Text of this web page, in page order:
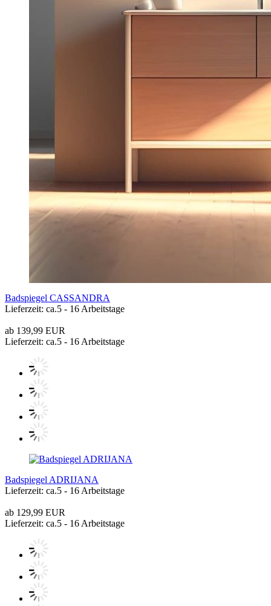
Badspiegel CASSANDRA
Lieferzeit: ca.5 - 16 Arbeitstage
ab 139,99 EUR
Lieferzeit: ca.5 - 16 Arbeitstage
Badspiegel ADRIJANA
Lieferzeit: ca.5 - 16 Arbeitstage
ab 129,99 EUR
Lieferzeit: ca.5 - 16 Arbeitstage